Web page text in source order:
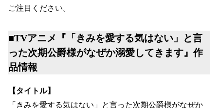
ご注目ください。
■TVアニメ『「きみを愛する気はない」と言
った次期公爵様がなぜか溺愛してきます』作
品情報
【タイトル】
「きみを愛する気はない」と言った次期公爵様がなぜか